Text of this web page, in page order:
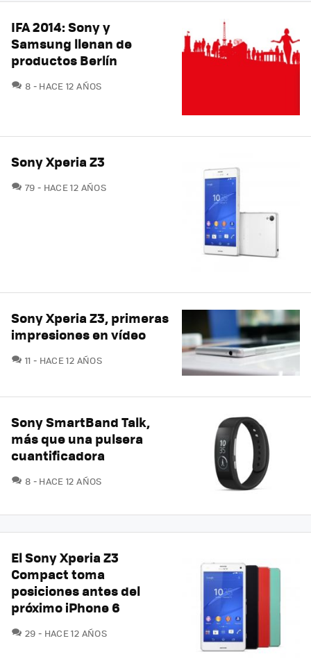
IFA 2014: Sony y
Samsung llenan de
productos Berlín
8 COMENTARIOS
HACE 12 AÑOS
Sony Xperia Z3
79 COMENTARIOS
HACE 12 AÑOS
Sony Xperia Z3, primeras
impresiones en vídeo
11 COMENTARIOS
HACE 12 AÑOS
Sony SmartBand Talk,
más que una pulsera
cuantificadora
8 COMENTARIOS
HACE 12 AÑOS
El Sony Xperia Z3
Compact toma
posiciones antes del
próximo iPhone 6
29 COMENTARIOS
HACE 12 AÑOS